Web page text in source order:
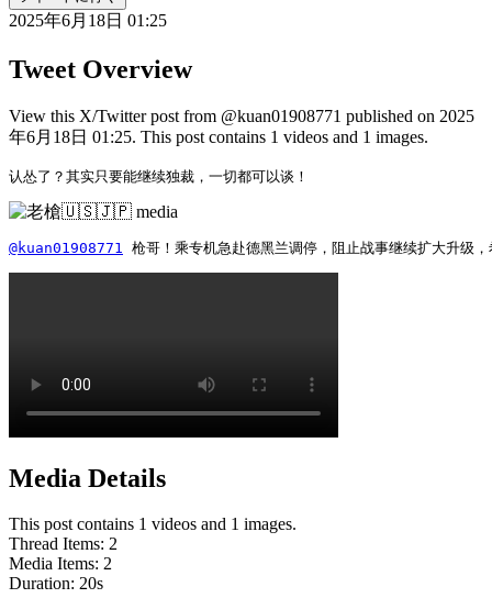
2025年6月18日 01:25
Tweet Overview
View this X/Twitter post from @kuan01908771 published on 2025
年6月18日 01:25. This post contains 1 videos and 1 images.
认怂了？其实只要能继续独裁，一切都可以谈！
@kuan01908771 枪哥！乘专机急赴德黑兰调停，阻止战事继续扩大升级
Media Details
This post contains 1 videos and 1 images.
Thread Items: 2
Media Items: 2
Duration: 20s